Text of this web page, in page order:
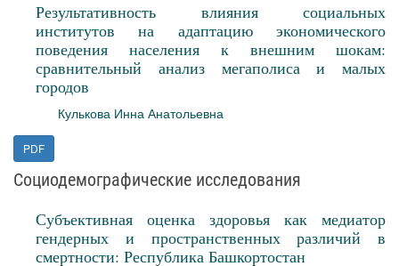
Результативность влияния социальных
институтов на адаптацию экономического
поведения населения к внешним шокам:
сравнительный анализ мегаполиса и малых
городов
Кулькова Инна Анатольевна
PDF
Социодемографические исследования
Субъективная оценка здоровья как медиатор
гендерных и пространственных различий в
смертности: Республика Башкортостан